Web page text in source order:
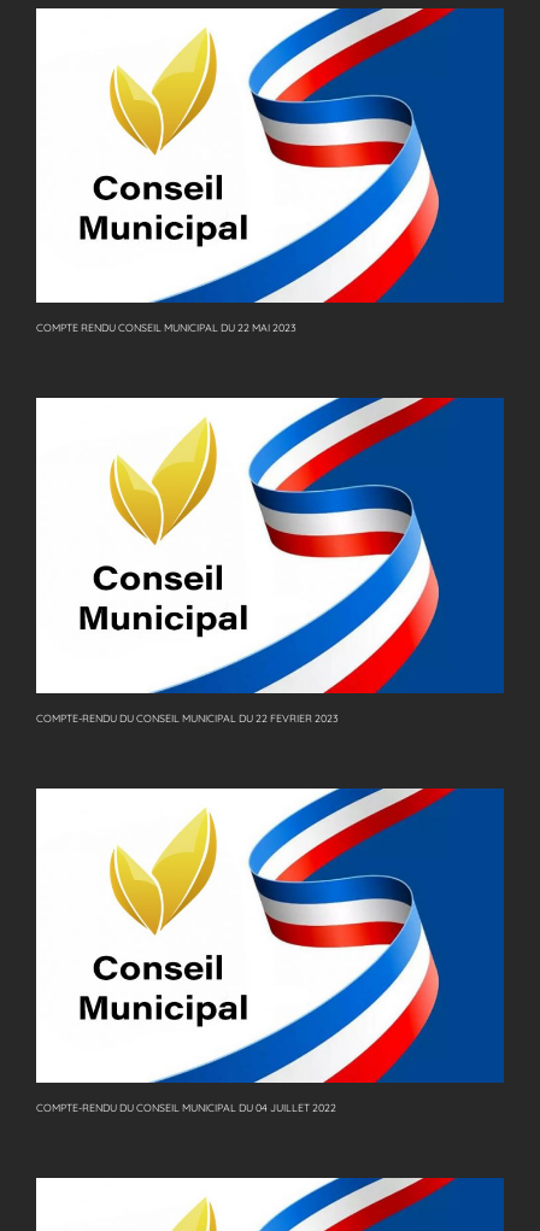
COMPTE RENDU CONSEIL MUNICIPAL DU 22 MAI 2023
COMPTE-RENDU DU CONSEIL MUNICIPAL DU 22 FEVRIER 2023
COMPTE-RENDU DU CONSEIL MUNICIPAL DU 04 JUILLET 2022